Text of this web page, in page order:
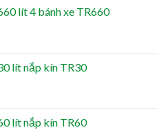
lít 4 bánh xe TR660
lít nắp kín TR30
lít nắp kín TR60